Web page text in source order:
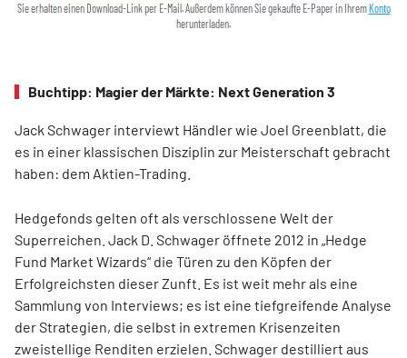
Sie erhalten einen Download-Link per E-Mail. Außerdem können Sie gekaufte E-Paper in IhremKonto
herunterladen.
Buchtipp: Magier der Märkte: Next Generation 3
Jack Schwager interviewt Händler wie Joel Greenblatt, die
es in einer klassischen Disziplin zur Meisterschaft gebracht
haben: dem Aktien-Trading.
Hedgefonds gelten oft als verschlossene Welt der
Superreichen. Jack D. Schwager öffnete 2012 in „Hedge
Fund Market Wizards“ die Türen zu den Köpfen der
Erfolgreichsten dieser Zunft. Es ist weit mehr als eine
Sammlung von Interviews; es ist eine tiefgreifende Analyse
der Strategien, die selbst in extremen Krisenzeiten
zweistellige Renditen erzielen. Schwager destilliert aus